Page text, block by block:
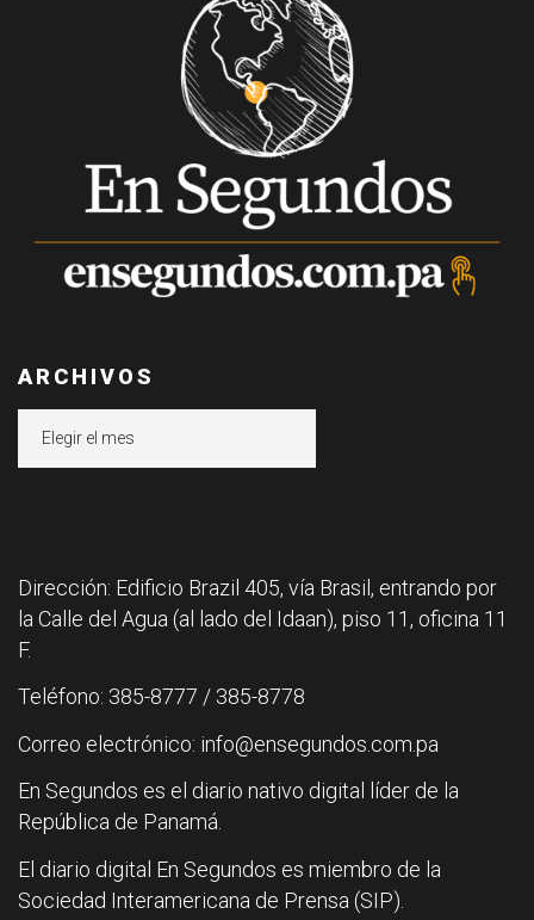
ARCHIVOS
Dirección: Edificio Brazil 405, vía Brasil, entrando por
la Calle del Agua (al lado del Idaan), piso 11, oficina 11
F.
Teléfono: 385-8777 / 385-8778
Correo electrónico: info@ensegundos.com.pa
En Segundos es el diario nativo digital líder de la
República de Panamá.
El diario digital En Segundos es miembro de la
Sociedad Interamericana de Prensa (SIP).